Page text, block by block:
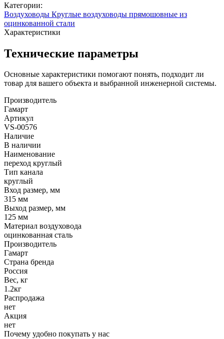
Категории:
Воздуховоды Круглые воздуховоды прямошовные из
оцинкованной стали
Характеристики
Технические параметры
Основные характеристики помогают понять, подходит ли
товар для вашего объекта и выбранной инженерной системы.
Производитель
Гамарт
Артикул
VS-00576
Наличие
В наличии
Наименование
переход круглый
Тип канала
круглый
Вход размер, мм
315 мм
Выход размер, мм
125 мм
Материал воздуховода
оцинкованная сталь
Производитель
Гамарт
Страна бренда
Россия
Вес, кг
1.2кг
Распродажа
нет
Акция
нет
Почему удобно покупать у нас